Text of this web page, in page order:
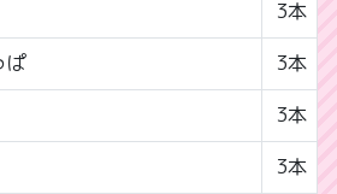
3本
ぱ
3本
3本
3本